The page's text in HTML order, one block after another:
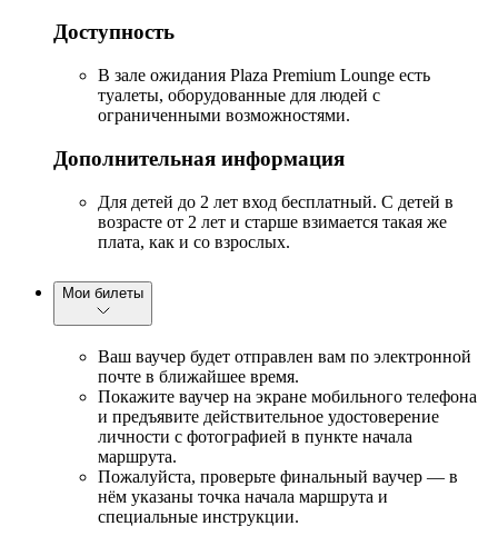
Доступность
В зале ожидания Plaza Premium Lounge есть
туалеты, оборудованные для людей с
ограниченными возможностями.
Дополнительная информация
Для детей до 2 лет вход бесплатный. С детей в
возрасте от 2 лет и старше взимается такая же
плата, как и со взрослых.
Мои билеты
Ваш ваучер будет отправлен вам по электронной
почте в ближайшее время.
Покажите ваучер на экране мобильного телефона
и предъявите действительное удостоверение
личности с фотографией в пункте начала
маршрута.
Пожалуйста, проверьте финальный ваучер — в
нём указаны точка начала маршрута и
специальные инструкции.